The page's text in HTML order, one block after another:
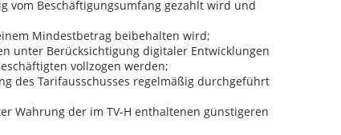
vom Beschäftigungsumfang gezahlt wird und
Mindestbetrag beibehalten wird;
unter Berücksichtigung digitaler Entwicklungen
vollzogen werden;
des Tarifausschusses regelmäßig durchgeführt
Wahrung der im TV-H enthaltenen günstigeren